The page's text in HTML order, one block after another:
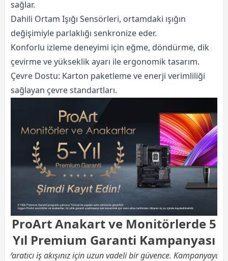
sağlar.
Dahili Ortam Işığı Sensörleri, ortamdaki ışığın
değişimiyle parlaklığı senkronize eder.
Konforlu izleme deneyimi için eğme, döndürme, dik
çevirme ve yükseklik ayarı ile ergonomik tasarım.
Çevre Dostu: Karton paketleme ve enerji verimliliği
sağlayan çevre standartları.
ProArt Anakart ve Monitörlerde 5
Yıl Premium Garanti Kampanyası
Yaratıcı iş akışınız için uzun vadeli bir güvence. Kampanyaya